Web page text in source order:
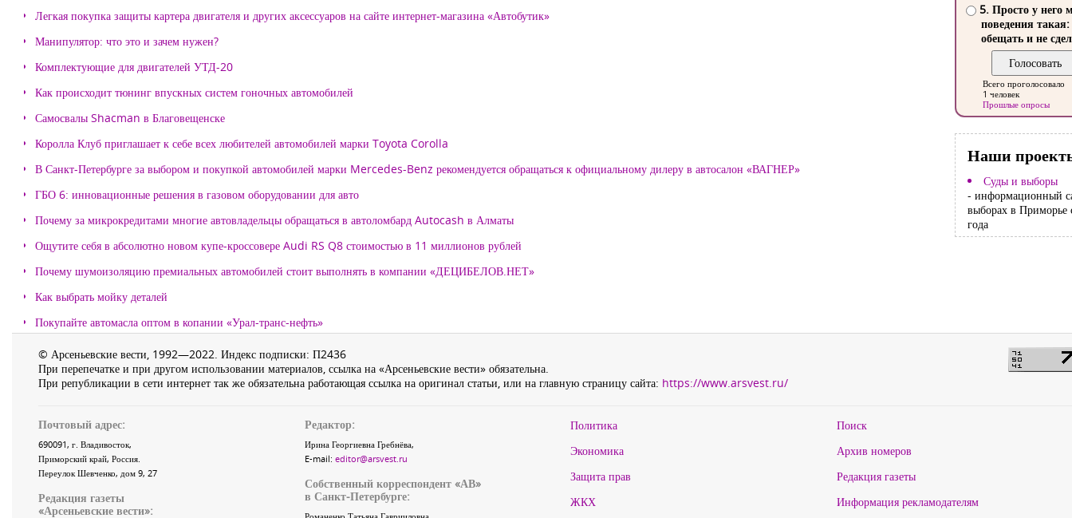
Легкая покупка защиты картера двигателя и других аксессуаров на сайте интернет-магазина «Автобутик»
Манипулятор: что это и зачем нужен?
Комплектующие для двигателей УТД-20
Как происходит тюнинг впускных систем гоночных автомобилей
Самосвалы Shacman в Благовещенске
Королла Клуб приглашает к себе всех любителей автомобилей марки Toyota Corolla
В Санкт-Петербурге за выбором и покупкой автомобилей марки Mercedes-Benz рекомендуется обращаться к официальному дилеру в автосалон «ВАГНЕР»
ГБО 6: инновационные решения в газовом оборудовании для авто
Почему за микрокредитами многие автовладельцы обращаться в автоломбард Autocash в Алматы
Ощутите себя в абсолютно новом купе-кроссовере Audi RS Q8 стоимостью в 11 миллионов рублей
Почему шумоизоляцию премиальных автомобилей стоит выполнять в компании «ДЕЦИБЕЛОВ.НЕТ»
Как выбрать мойку деталей
Покупайте автомасла оптом в копании «Урал-транс-нефть»
5. Просто у него
поведения такая:
обещать и не
Всего проголосовало
1 человек
Прошлые опросы
Наши
Суды и выборы
- информационный
выборах в Приморье
года
© Арсеньевские вести, 1992—2022. Индекс подписки: П2436
При перепечатке и при другом использовании материалов, ссылка на «Арсеньевские вести» обязательна.
При републикации в сети интернет так же обязательна работающая ссылка на оригинал статьи, или на главную страницу сайта: https://www.arsvest.ru/
Почтовый адрес:
690091, г. Владивосток,
Приморский край, Россия.
Переулок Шевченко, дом 9, 27
Редакция газеты
«Арсеньевские вести»:
Редактор:
Ирина Георгиевна Гребнёва,
E-mail: editor@arsvest.ru
Собственный корреспондент «АВ»
в Санкт-Петербурге:
Политика
Экономика
Защита прав
ЖКХ
Поиск
Архив номеров
Редакция газеты
Информация рекламодателям